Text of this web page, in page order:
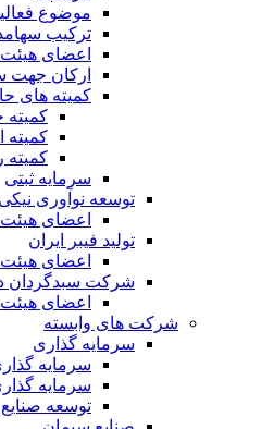
موضوع
ترکیب
اعضای
ارکان جهت
کمیته های
کمیته
سرمایه ثبتی
توسعه نوآوری نیکی
اعضای
تولید فیبر ایران
اعضای
شرکت سبدگردان
اعضای
شرکت های وابسته
سرمایه گذاری
سرمایه
سرمایه
توسعه‌